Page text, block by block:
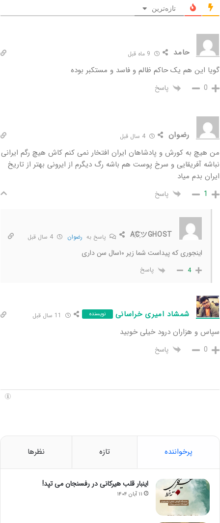
تازه‌ترین
حامد
گویا این هم یک حاکم ظالم و فاسد و مستکبر بوده
0 پاسخ
رضوان 4 سال قبل
من هیچ به کورش و پادشاهان ایران افتخار نمی کنم کاش هیچ رگم ایرانی
نباشه آفریقایی و سرخ پوست هم باشه رگ دیگرم از ایرونی بهتر از تاریخ
ایران بدم میاد
1 پاسخ
A҉C҉ツGHOST پاسخ به رضوان
اینجوری که پیداست شما زیر ۱۰سال سن داری
4 پاسخ
شمشاد امیری خراسانی نویسنده
سپاس و هزاران درود خیلی خوبید
0 پاسخ
پرخواننده تازه نظرها
اینبار قلب هیرکانی در رفسنجان می تپد!
۱۱ آبان ۱۴۰۴